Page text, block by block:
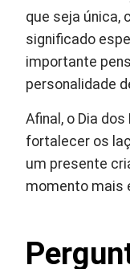
que seja única,
significado
importante
personalidade
Afinal, o Dia
fortalecer os
um presente
momento mais